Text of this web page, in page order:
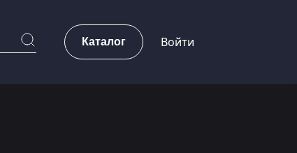
Каталог Войти